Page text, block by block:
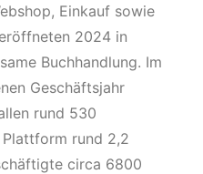
Einkauf sowie
2024 in
Buchhandlung. Im
Geschäftsjahr
rund 530
Plattform rund 2,2
circa 6800